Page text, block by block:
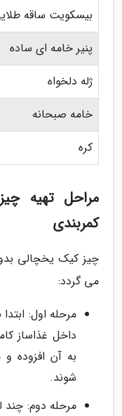
بیسکویت ساقه
پنیر خامه ای ساده
ژله دلخواه
خامه صبحانه
کره
مراحل تهیه
کمربندی
چیز کیک یخچالی
می گردد:
مرحله اول:
داخل غذاساز
به آن افزوده
شوند.
مرحله دوم: چند